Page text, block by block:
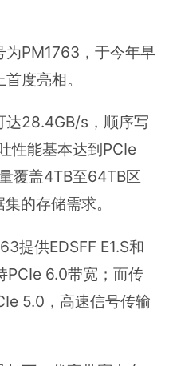
为PM1763，于今年早
度亮相。
达28.4GB/s，顺序写
性能基本达到PCIe
覆盖4TB至64TB区
的存储需求。
提供EDSFF E1.S和
PCIe 6.0带宽；而传
5.0，高速信号传输